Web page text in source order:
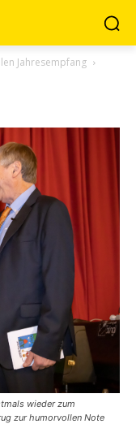
Jahresempfang
wieder zum
zur humorvollen Note